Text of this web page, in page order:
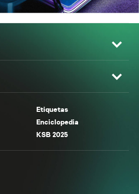
Etiquetas
Enciclopedia
KSB 2025